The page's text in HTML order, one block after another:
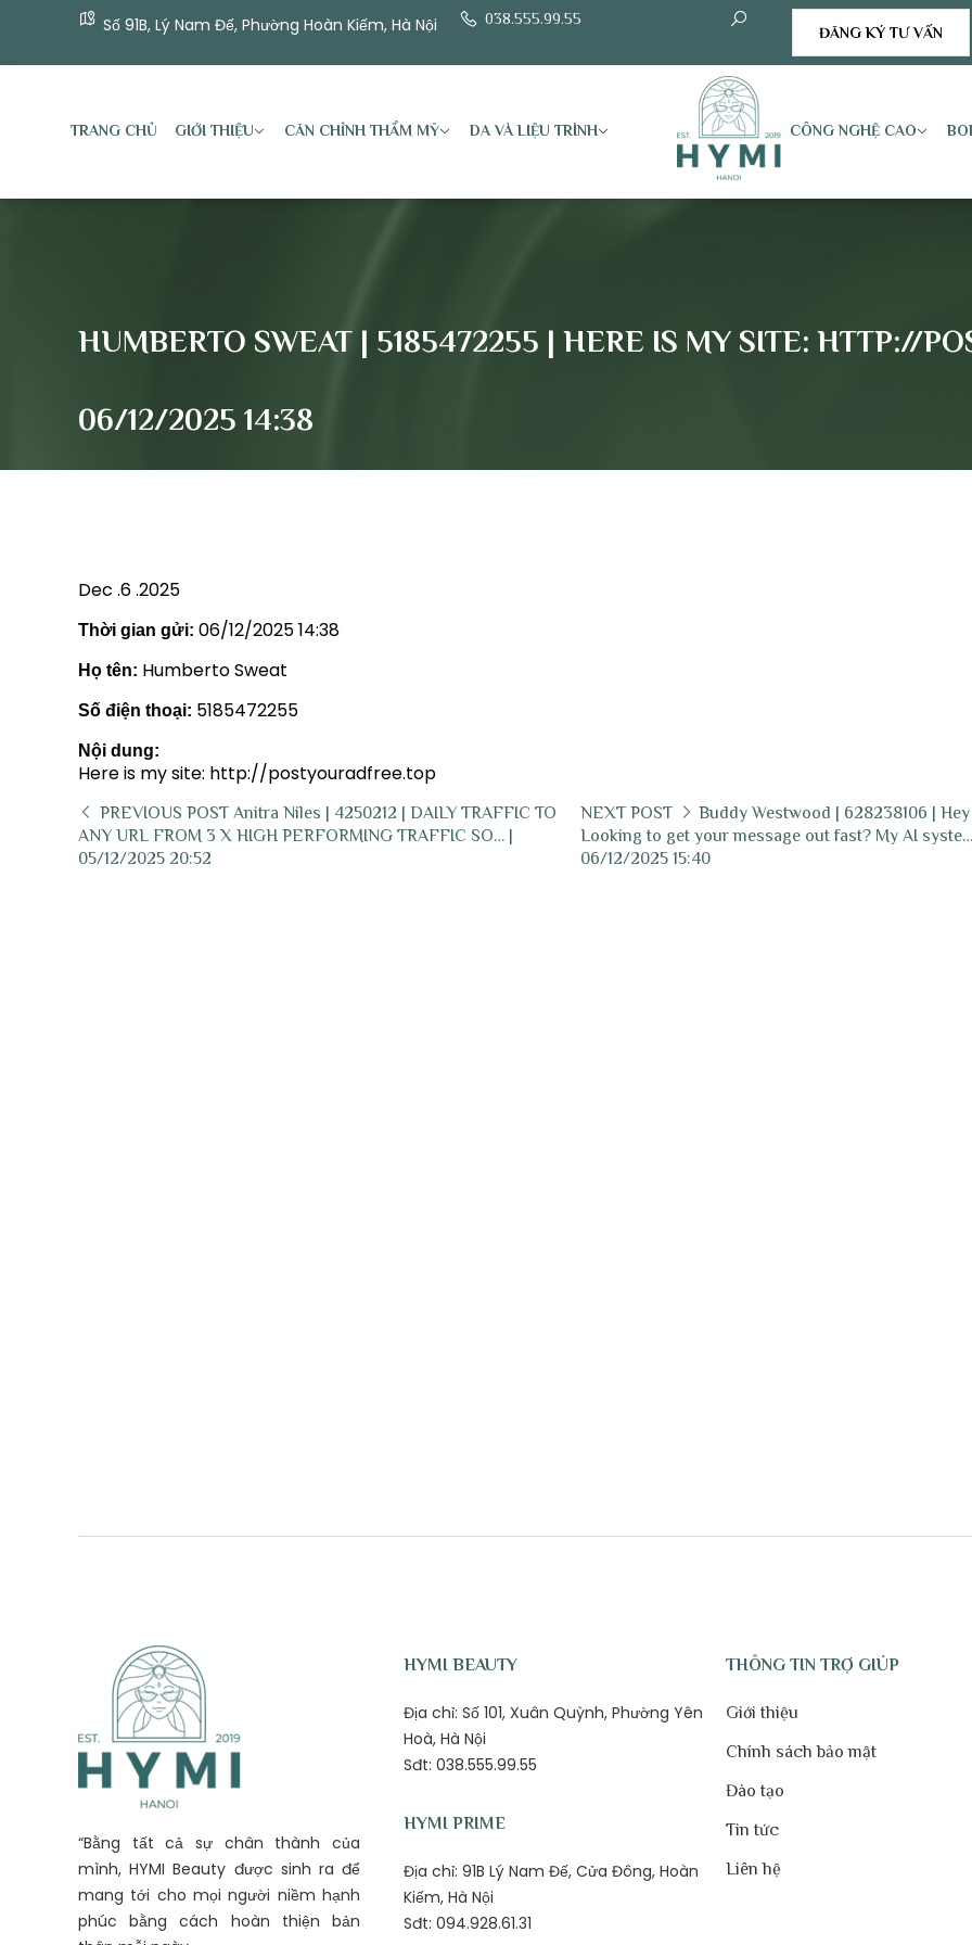
Số 91B, Lý Nam Đế, Phường Hoàn Kiếm, Hà Nội
038.555.99.55
ĐĂNG KÝ TƯ VẤN
TRANG CHỦ GIỚI THIỆU CĂN CHỈNH THẨM MỸ DA VÀ LIỆU TRÌNH CÔNG NGHỆ CAO
HUMBERTO SWEAT | 5185472255 | HERE IS MY SITE: HTTP://
06/12/2025 14:38
Dec .6 .2025
Thời gian gửi: 06/12/2025 14:38
Họ tên: Humberto Sweat
Số điện thoại: 5185472255
Nội dung:
Here is my site: http://postyouradfree.top
PREVIOUS POST Anitra Niles | 4250212 | DAILY TRAFFIC TO
ANY URL FROM 3 X HIGH PERFORMING TRAFFIC SO… |
05/12/2025 20:52
NEXT POST
Buddy Westwood | 628238106 |
Looking to get your message out fast? My AI
06/12/2025 15:40
“Bằng tất cả sự chân thành của
mình, HYMI Beauty được sinh ra để
mang tới cho mọi người niềm hạnh
phúc bằng cách hoàn thiện bản
HYMI BEAUTY
Địa chỉ: Số 101, Xuân Quỳnh, Phường Yên
Hoà, Hà Nội
Sđt: 038.555.99.55
HYMI PRIME
Địa chỉ: 91B Lý Nam Đế, Cửa Đông, Hoàn
Kiếm, Hà Nội
Sđt: 094.928.61.31
THÔNG TIN TRỢ GIÚP
Giới thiệu
Chính sách bảo mật
Đào tạo
Tin tức
Liên hệ